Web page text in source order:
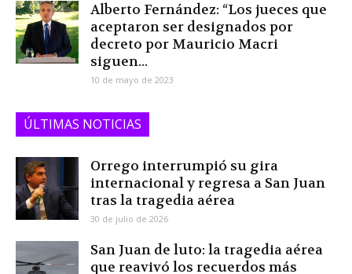
Alberto Fernández: “Los jueces que
aceptaron ser designados por
decreto por Mauricio Macri
siguen...
10 de mayo de 2023
ÚLTIMAS NOTICIAS
Orrego interrumpió su gira
internacional y regresa a San Juan
tras la tragedia aérea
30 de julio de 2026
San Juan de luto: la tragedia aérea
que reavivó los recuerdos más